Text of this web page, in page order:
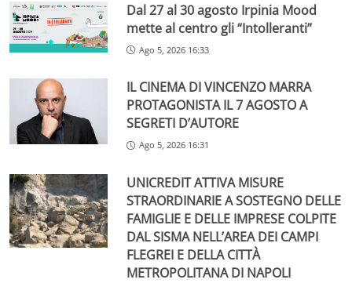
Dal 27 al 30 agosto Irpinia Mood
mette al centro gli “Intolleranti”
Ago 5, 2026 16:33
IL CINEMA DI VINCENZO MARRA
PROTAGONISTA IL 7 AGOSTO A
SEGRETI D’AUTORE
Ago 5, 2026 16:31
UNICREDIT ATTIVA MISURE
STRAORDINARIE A SOSTEGNO DELLE
FAMIGLIE E DELLE IMPRESE COLPITE
DAL SISMA NELL’AREA DEI CAMPI
FLEGREI E DELLA CITTÀ
METROPOLITANA DI NAPOLI